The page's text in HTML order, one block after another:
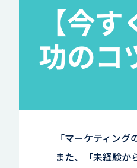
【今
功のコ
「マーケティン
また、「未経験か